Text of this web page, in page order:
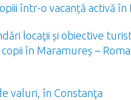
într-o vacanță activă în
locaţii și obiective
în Maramureș –
valuri, în Constanţa